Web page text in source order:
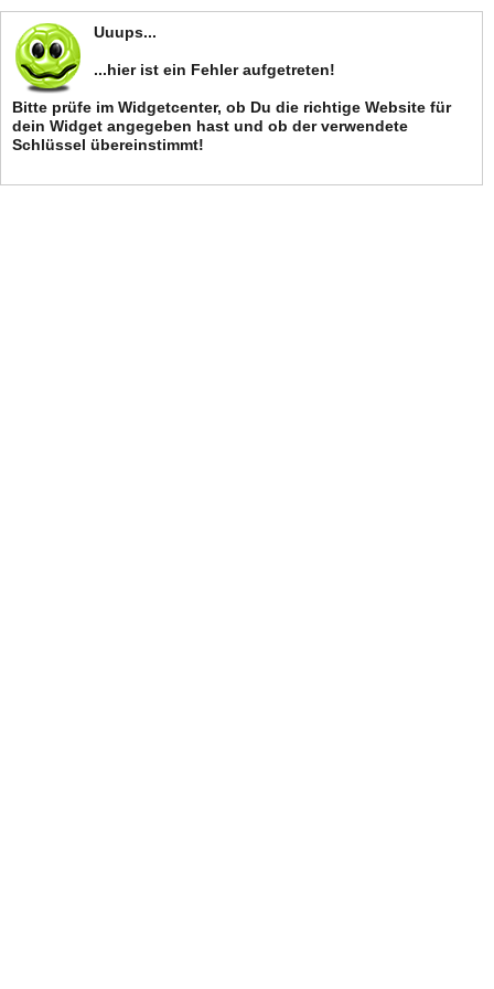
Uuups...
...hier ist ein Fehler aufgetreten!
Bitte prüfe im Widgetcenter, ob Du die richtige Website für
dein Widget angegeben hast und ob der verwendete
Schlüssel übereinstimmt!